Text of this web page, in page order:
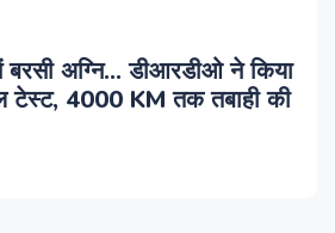
अग्नि... डीआरडीओ ने किया
4000 KM तक तबाही की